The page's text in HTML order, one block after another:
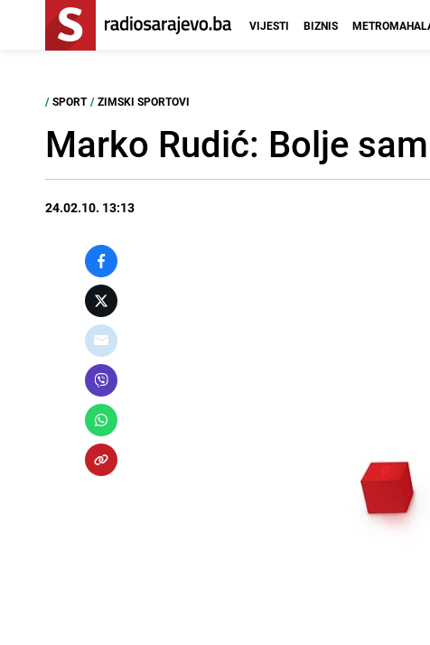
VIJESTI BIZNIS
/ SPORT / ZIMSKI SPORTOVI
Marko Rudić: Bolje
24.02.10. 13:13